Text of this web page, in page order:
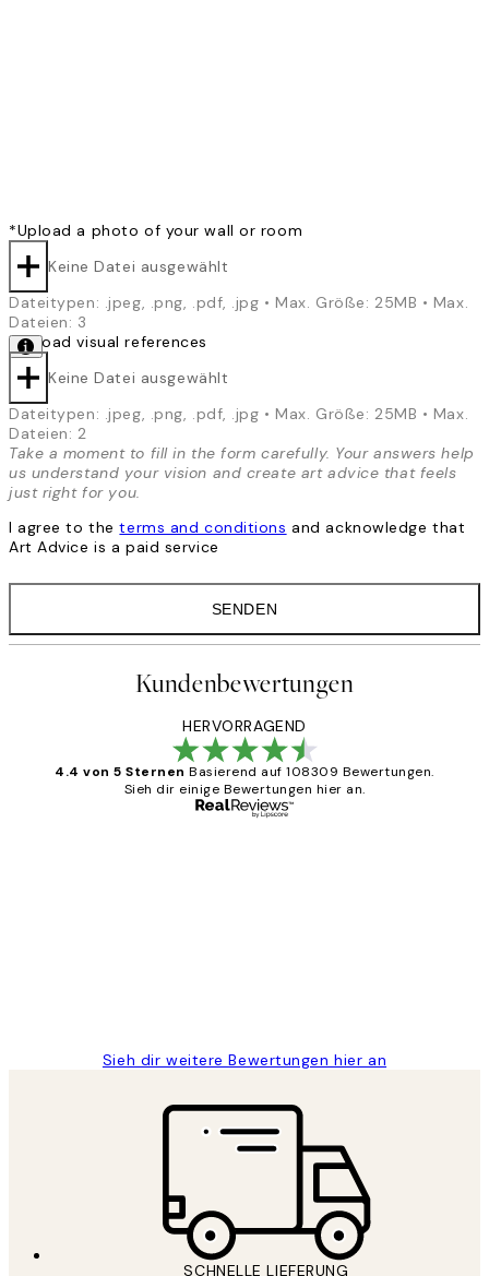
*Upload a photo of your wall or room
Keine Datei ausgewählt
Dateitypen: .jpeg, .png, .pdf, .jpg • Max. Größe: 25MB • Max.
Dateien: 3
*Upload visual references
Keine Datei ausgewählt
Dateitypen: .jpeg, .png, .pdf, .jpg • Max. Größe: 25MB • Max.
Dateien: 2
Take a moment to fill in the form carefully. Your answers help
us understand your vision and create art advice that feels
just right for you.
I agree to theterms and conditions and acknowledge that
Art Advice is a paid service
SENDEN
Kundenbewertungen
HERVORRAGEND
4.4 von 5 Sternen Basierend auf 108309 Bewertungen.
Sieh dir einige Bewertungen hier an.
Sieh dir weitere Bewertungen hier an
SCHNELLE LIEFERUNG